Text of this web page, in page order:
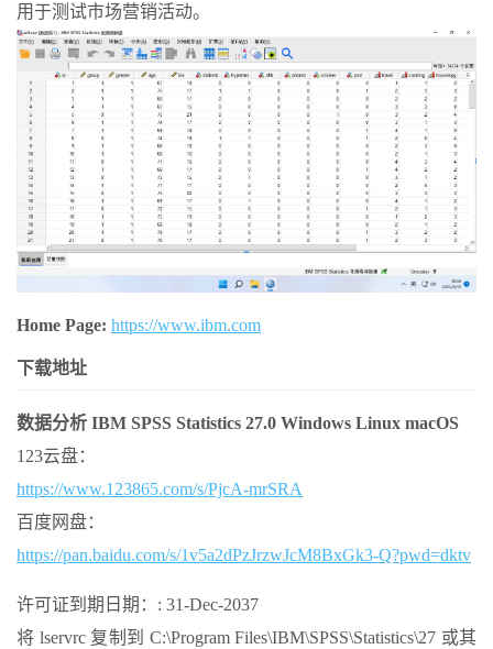
用于测试市场营销活动。
Home Page: https://www.ibm.com
下载地址
数据分析 IBM SPSS Statistics 27.0 Windows Linux macOS
123云盘：
https://www.123865.com/s/PjcA-mrSRA
百度网盘：
https://pan.baidu.com/s/1v5a2dPzJrzwJcM8BxGk3-Q?pwd=dktv
许可证到期日期：: 31-Dec-2037
将 lservrc 复制到 C:\Program Files\IBM\SPSS\Statistics\27 或其